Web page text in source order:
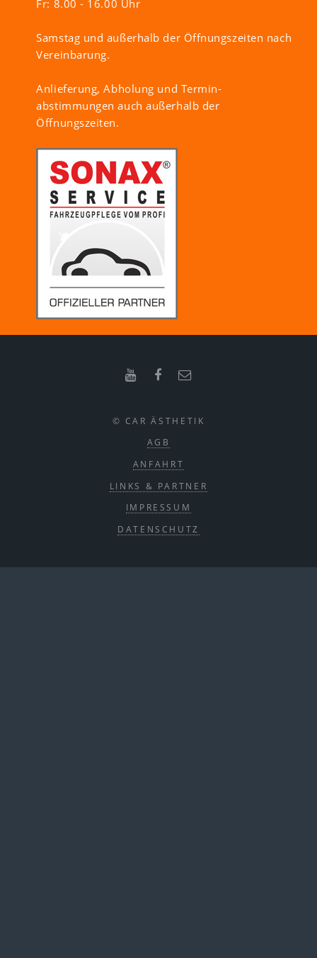
Fr: 8.00 - 16.00 Uhr
Samstag und außerhalb der Öffnungszeiten nach
Vereinbarung.
Anlieferung, Abholung und Termin-
abstimmungen auch außerhalb der
Öffnungszeiten.
© CAR ÄSTHETIK
AGB
ANFAHRT
LINKS & PARTNER
IMPRESSUM
DATENSCHUTZ